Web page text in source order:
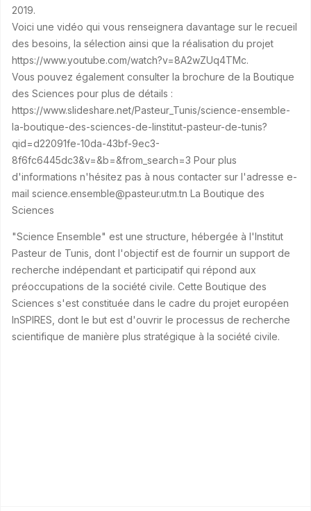
2019.
Voici une vidéo qui vous renseignera davantage sur le recueil
des besoins, la sélection ainsi que la réalisation du projet
https://www.youtube.com/watch?v=8A2wZUq4TMc.
Vous pouvez également consulter la brochure de la Boutique
des Sciences pour plus de détails :
https://www.slideshare.net/Pasteur_Tunis/science-ensemble-
la-boutique-des-sciences-de-linstitut-pasteur-de-tunis?
qid=d22091fe-10da-43bf-9ec3-
8f6fc6445dc3&v=&b=&from_search=3 Pour plus
d'informations n'hésitez pas à nous contacter sur l'adresse e-
mail science.ensemble@pasteur.utm.tn La Boutique des
Sciences
"Science Ensemble" est une structure, hébergée à l'Institut
Pasteur de Tunis, dont l'objectif est de fournir un support de
recherche indépendant et participatif qui répond aux
préoccupations de la société civile. Cette Boutique des
Sciences s'est constituée dans le cadre du projet européen
InSPIRES, dont le but est d'ouvrir le processus de recherche
scientifique de manière plus stratégique à la société civile.